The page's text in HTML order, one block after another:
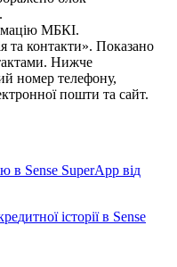
мацію МБКІ.
ю в Sense SuperApp від
редитної історії в Sense